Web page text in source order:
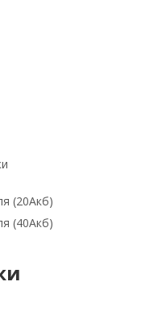
(20Акб)
(40Акб)